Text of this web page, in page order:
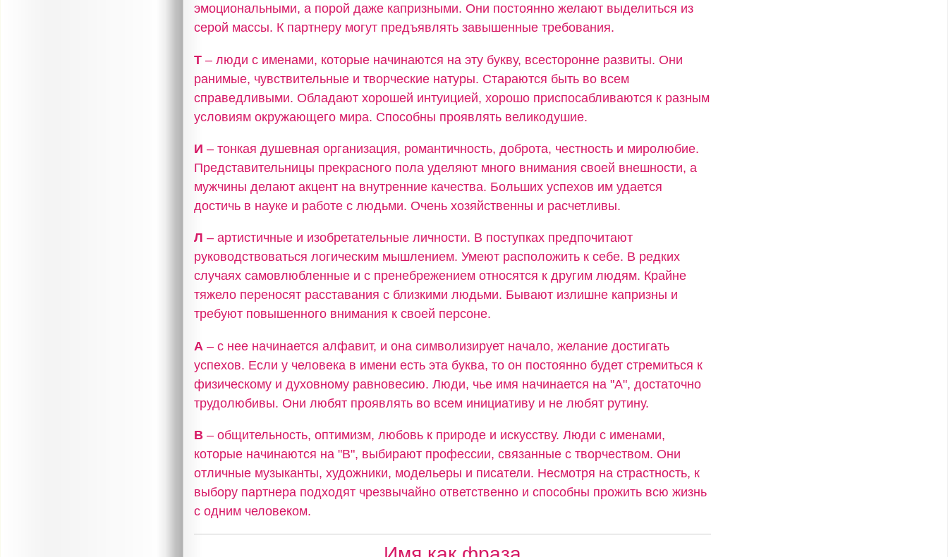
эмоциональными, а порой даже капризными. Они постоянно желают выделиться из
серой массы. К партнеру могут предъявлять завышенные требования.
Т – люди с именами, которые начинаются на эту букву, всесторонне развиты. Они
ранимые, чувствительные и творческие натуры. Стараются быть во всем
справедливыми. Обладают хорошей интуицией, хорошо приспосабливаются к разным
условиям окружающего мира. Способны проявлять великодушие.
И – тонкая душевная организация, романтичность, доброта, честность и миролюбие.
Представительницы прекрасного пола уделяют много внимания своей внешности, а
мужчины делают акцент на внутренние качества. Больших успехов им удается
достичь в науке и работе с людьми. Очень хозяйственны и расчетливы.
Л – артистичные и изобретательные личности. В поступках предпочитают
руководствоваться логическим мышлением. Умеют расположить к себе. В редких
случаях самовлюбленные и с пренебрежением относятся к другим людям. Крайне
тяжело переносят расставания с близкими людьми. Бывают излишне капризны и
требуют повышенного внимания к своей персоне.
А – с нее начинается алфавит, и она символизирует начало, желание достигать
успехов. Если у человека в имени есть эта буква, то он постоянно будет стремиться к
физическому и духовному равновесию. Люди, чье имя начинается на "А", достаточно
трудолюбивы. Они любят проявлять во всем инициативу и не любят рутину.
В – общительность, оптимизм, любовь к природе и искусству. Люди с именами,
которые начинаются на "В", выбирают профессии, связанные с творчеством. Они
отличные музыканты, художники, модельеры и писатели. Несмотря на страстность, к
выбору партнера подходят чрезвычайно ответственно и способны прожить всю жизнь
с одним человеком.